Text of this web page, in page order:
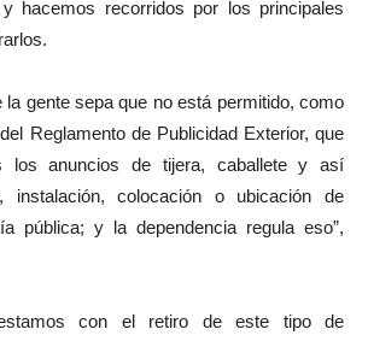
hacemos recorridos por los principales
la gente sepa que no está permitido, como
Reglamento de Publicidad Exterior, que
los anuncios de tijera, caballete y así
instalación, colocación o ubicación de
pública; y la dependencia regula eso”,
estamos con el retiro de este tipo de